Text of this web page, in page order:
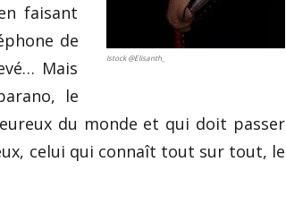
Istock @Elisanth_
faisant
de
Mais
le
du monde et qui doit passer
celui qui connaît tout sur tout, le